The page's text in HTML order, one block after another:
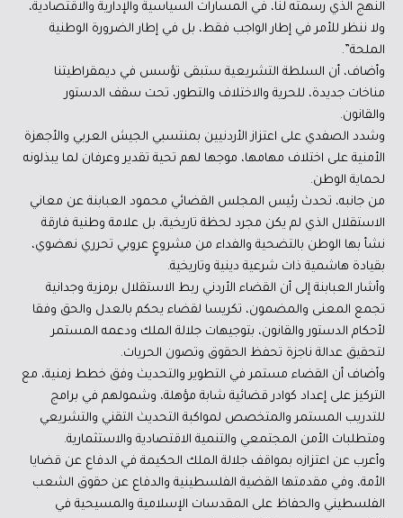
النهج الذي رسمته لنا، في المسارات السياسية والإدارية والاقتصادية،
ولا ننظر للأمر في إطار الواجب فقط، بل في إطار الضرورة الوطنية
الملحة”.
وأضاف، أن السلطة التشريعية ستبقى تؤسس في ديمقراطيتنا
مناخات جديدة، للحرية والاختلاف والتطور، تحت سقف الدستور
والقانون.
وشدد الصفدي على اعتزاز الأردنيين بمنتسبي الجيش العربي والأجهزة
الأمنية على اختلاف مهامها، موجها لهم تحية تقدير وعرفان لما يبذلونه
لحماية الوطن.
من جانبه، تحدث رئيس المجلس القضائي محمود العبابنة عن معاني
الاستقلال الذي لم يكن مجرد لحظة تاريخية، بل علامة وطنية فارقة
نشأ بها الوطن بالتضحية والفداء من مشروعٍ عروبي تحرري نهضوي،
بقيادة هاشمية ذات شرعية دينية وتاريخية.
وأشار العبابنة إلى أن القضاء الأردني ربط الاستقلال برمزية وجدانية
تجمع المعنى والمضمون، تكريسا لقضاء يحكم بالعدل والحق وفقا
لأحكام الدستور والقانون، بتوجيهات جلالة الملك ودعمه المستمر
لتحقيق عدالة ناجزة تحفظ الحقوق وتصون الحريات.
وأضاف أن القضاء مستمر في التطوير والتحديث وفق خطط زمنية، مع
التركيز على إعداد كوادر قضائية شابة مؤهلة، وشمولهم في برامج
للتدريب المستمر والمتخصص لمواكبة التحديث التقني والتشريعي
ومتطلبات الأمن المجتمعي والتنمية الاقتصادية والاستثمارية.
وأعرب عن اعتزازه بمواقف جلالة الملك الحكيمة في الدفاع عن قضايا
الأمة، وفي مقدمتها القضية الفلسطينية والدفاع عن حقوق الشعب
الفلسطيني والحفاظ على المقدسات الإسلامية والمسيحية في